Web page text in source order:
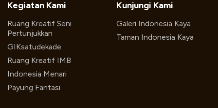
Kegiatan Kami
Ruang Kreatif Seni
Pertunjukkan
GIKsatudekade
Ruang Kreatif IMB
Indonesia Menari
Payung Fantasi
Kunjungi Kami
Galeri Indonesia Kaya
Taman Indonesia Kaya